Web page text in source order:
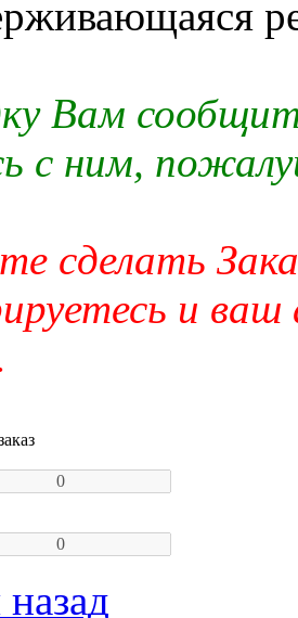
Вам
с ним,
сделать
и